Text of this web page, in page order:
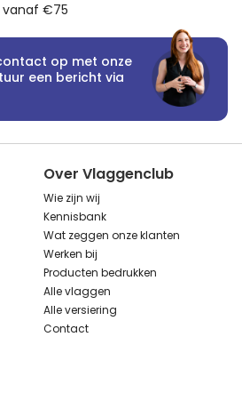
vanaf €75
op met onze
een bericht via
Over Vlaggenclub
Wie zijn wij
Kennisbank
Wat zeggen onze klanten
Werken bij
Producten bedrukken
Alle vlaggen
Alle versiering
Contact